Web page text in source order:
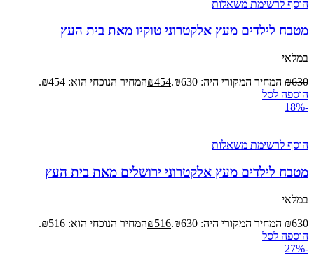
הוסף לרשימת משאלות
מטבח לילדים מעץ אלקטרוני טוקיו מאת בית העץ
במלאי
₪630 המחיר המקורי היה: ₪630. ₪454
המחיר הנוכחי הוא: ₪454.
הוספה לסל
-18%
הוסף לרשימת משאלות
מטבח לילדים מעץ אלקטרוני ירושלים מאת בית העץ
במלאי
₪630 המחיר המקורי היה: ₪630. ₪516
המחיר הנוכחי הוא: ₪516.
הוספה לסל
-27%